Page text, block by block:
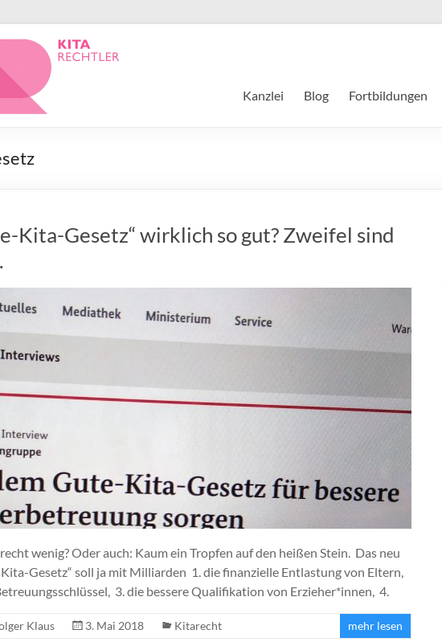
Kanzlei Blog Fortbildungen
Kita-Gesetz“ wirklich so gut? Zweifel sind
wenig? Oder auch: Kaum ein Tropfen auf den heißen Stein. Das neu
Gesetz“ soll ja mit Milliarden 1. die finanzielle Entlastung von Eltern,
3. die bessere Qualifikation von Erzieher*innen, 4.
Klaus 3. Mai 2018 Kitarecht mehr lesen